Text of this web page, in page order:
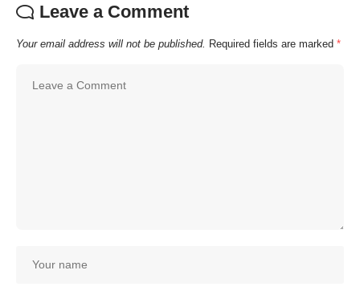
Leave a Comment
Your email address will not be published. Required fields are marked *